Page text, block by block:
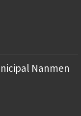
Nanmen